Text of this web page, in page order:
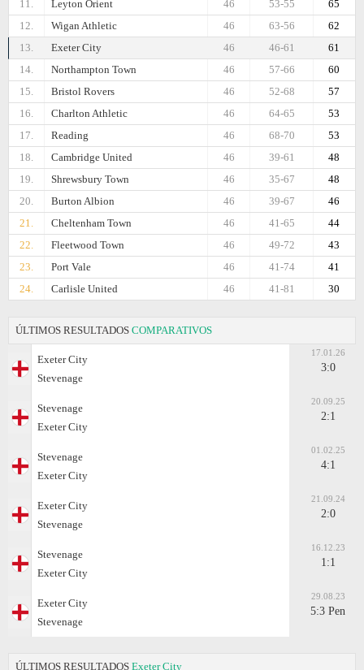
11. Leyton Orient 65
53-55
46
12.
Wigan Athletic 62
63-56
46
13.
Exeter City 61
46-61
46
14.
Northampton Town 60
57-66
46
15.
Bristol Rovers 57
52-68
46
16.
Charlton Athletic 53
64-65
46
17.
Reading 53
68-70
46
18.
Cambridge United 48
39-61
46
19.
Shrewsbury Town 48
35-67
46
20.
Burton Albion 46
39-67
46
21.
Cheltenham Town 44
41-65
46
22.
Fleetwood Town 43
49-72
46
23.
Port Vale 41
41-74
46
24.
Carlisle United 30
41-81
46
ÚLTIMOS RESULTADOS COMPARATIVOS
Exeter City
Stevenage
17.01.26
3:0
Stevenage
Exeter City
20.09.25
2:1
Stevenage
Exeter City
01.02.25
4:1
Exeter City
Stevenage
21.09.24
2:0
Stevenage
Exeter City
16.12.23
1:1
Exeter City
Stevenage
29.08.23
5:3 Pen
ÚLTIMOS RESULTADOS Exeter City